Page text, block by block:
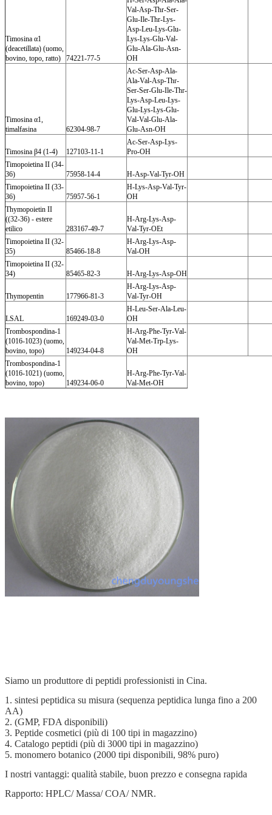
Timosina α1
(deacetillata) (uomo,
bovino, topo, ratto)
74221-77-5
Val-Asp-Thr-Ser-
Glu-Ile-Thr-Lys-
Asp-Leu-Lys-Glu-
Lys-Lys-Glu-Val-
Glu-Ala-Glu-Asn-
OH
Timosina α1,
timalfasina
62304-98-7
Ac-Ser-Asp-Ala-
Ala-Val-Asp-Thr-
Ser-Ser-Glu-Ile-Thr-
Lys-Asp-Leu-Lys-
Glu-Lys-Lys-Glu-
Val-Val-Glu-Ala-
Glu-Asn-OH
Timosina β4 (1-4) 127103-11-1
Ac-Ser-Asp-Lys-
Pro-OH
Timopoietina II (34-
36)
75958-14-4
H-Asp-Val-Tyr-OH
Timopoietina II (33-
36)
75957-56-1
H-Lys-Asp-Val-Tyr-
OH
Thymopoietin II
((32-36) - estere
etilico
283167-49-7
H-Arg-Lys-Asp-
Val-Tyr-OEt
Timopoietina II (32-
35)
85466-18-8
H-Arg-Lys-Asp-
Val-OH
Timopoietina II (32-
34)
85465-82-3 H-Arg-Lys-Asp-OH
Thymopentin 177966-81-3
H-Arg-Lys-Asp-
Val-Tyr-OH
LSAL 169249-03-0
H-Leu-Ser-Ala-Leu-
OH
Trombospondina-1
(1016-1023) (uomo,
bovino, topo)
149234-04-8
H-Arg-Phe-Tyr-Val-
Val-Met-Trp-Lys-
OH
Trombospondina-1
(1016-1021) (uomo,
bovino, topo)
149234-06-0
H-Arg-Phe-Tyr-Val-
Val-Met-OH
Siamo un produttore di peptidi professionisti in Cina.
1. sintesi peptidica su misura (sequenza peptidica lunga fino a 200
AA)
2. (GMP, FDA disponibili)
3. Peptide cosmetici (più di 100 tipi in magazzino)
4. Catalogo peptidi (più di 3000 tipi in magazzino)
5. monomero botanico (2000 tipi disponibili, 98% puro)
I nostri vantaggi: qualità stabile, buon prezzo e consegna rapida
Rapporto: HPLC/ Massa/ COA/ NMR.